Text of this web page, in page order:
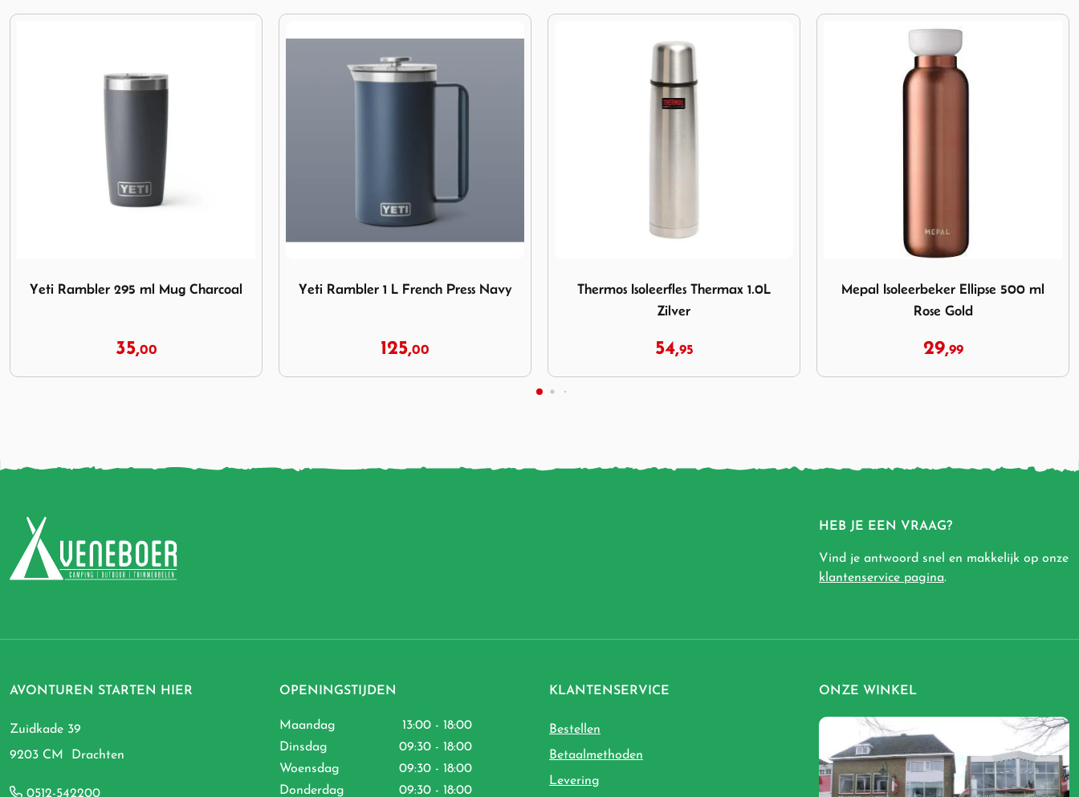
Yeti Rambler 1 L French Press Navy
125,00
Thermos Isoleerfles Thermax 1.0L
54,95
Mepal Isoleerbeker Ellipse 500 ml
Rose Gold
29,99
Yeti Rambler 295 ml Tumbler
Seafoam
25,00
HEB JE EEN VRAAG?
Vind je antwoord snel en makkelijk op onze
klantenservice pagina.
AVONTUREN STARTEN HIER
Zuidkade 39
9203 CM Drachten
0512-542200
OPENINGSTIJDEN
Maandag
13:00 - 18:00
Dinsdag
09:30 - 18:00
Woensdag
09:30 - 18:00
Donderdag
09:30 - 18:00
KLANTENSERVICE
Bestellen
Betaalmethoden
Levering
ONZE WINKEL